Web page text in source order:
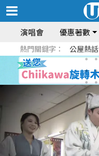
演唱會 優惠著數
熱門關鍵字： 公屋熱話